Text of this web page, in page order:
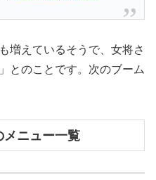
増えているそうで、女将さ
とのことです。次のブーム
メニュー一覧